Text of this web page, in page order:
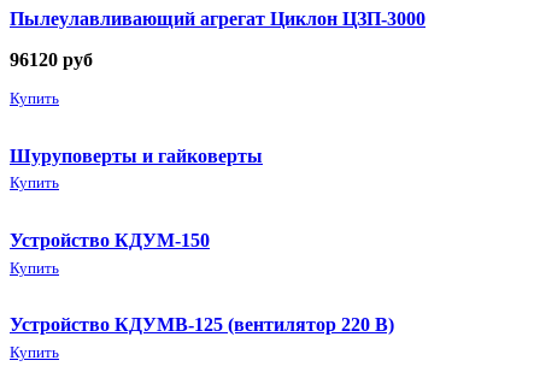
Пылеулавливающий агрегат Циклон ЦЗП-3000
96120 руб
Купить
Шуруповерты и гайковерты
Купить
Устройство КДУМ-150
Купить
Устройство КДУМВ-125 (вентилятор 220 В)
Купить